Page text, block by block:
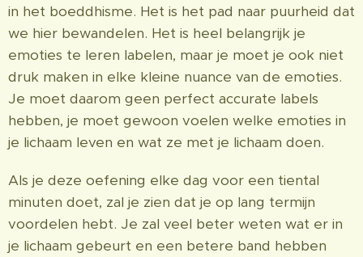
in het boeddhisme. Het is het pad naar puurheid dat
we hier bewandelen. Het is heel belangrijk je
emoties te leren labelen, maar je moet je ook niet
druk maken in elke kleine nuance van de emoties.
Je moet daarom geen perfect accurate labels
hebben, je moet gewoon voelen welke emoties in
je lichaam leven en wat ze met je lichaam doen.
Als je deze oefening elke dag voor een tiental
minuten doet, zal je zien dat je op lang termijn
voordelen hebt. Je zal veel beter weten wat er in
je lichaam gebeurt en een betere band hebben